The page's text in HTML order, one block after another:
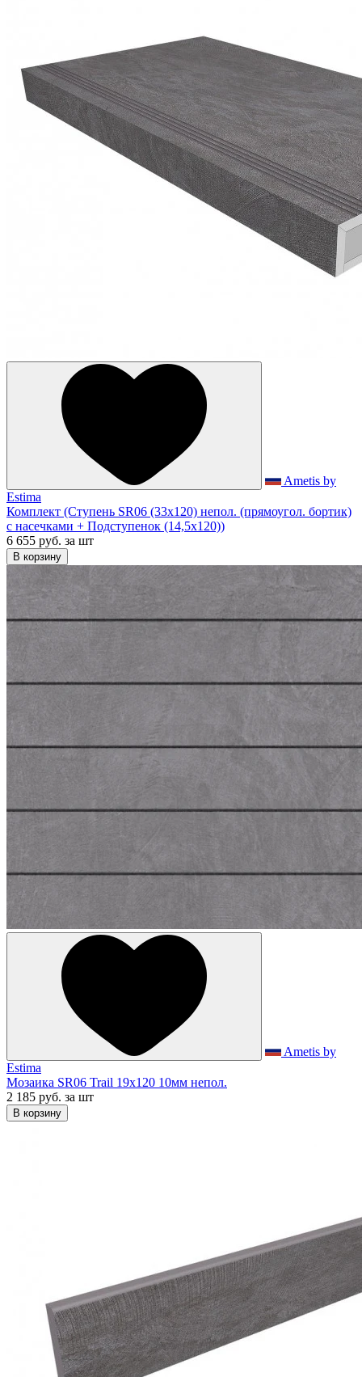
Ametis by
Estima
Комплект (Ступень SR06 (33x120) непол. (прямоугол. бортик)
с насечками + Подступенок (14,5x120))
6 655 руб. за шт
В корзину
Ametis by
Estima
Мозаика SR06 Trail 19x120 10мм непол.
2 185 руб. за шт
В корзину